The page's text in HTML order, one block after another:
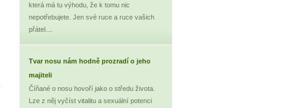
která má tu výhodu, že k tomu nic
nepotřebujete. Jen své ruce a ruce vašich
přátel....
Tvar nosu nám hodně prozradí o jeho
majiteli
Číňané o nosu hovoří jako o středu života.
Lze z něj vyčíst vitalitu a sexuální potenci